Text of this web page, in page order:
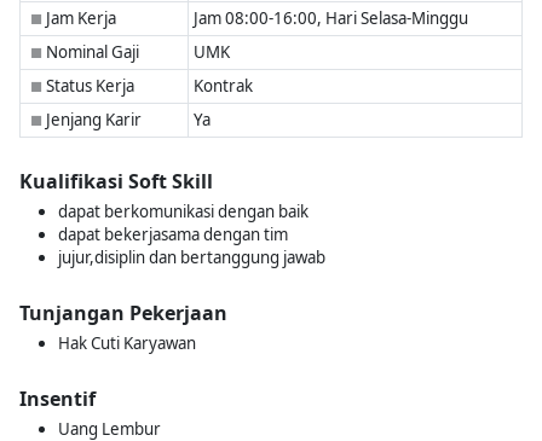
■ Jam Kerja Jam 08:00-16:00, Hari Selasa-Minggu
■ Nominal Gaji UMK
■ Status Kerja Kontrak
■ Jenjang Karir Ya
Kualifikasi Soft Skill
dapat berkomunikasi dengan baik
dapat bekerjasama dengan tim
jujur,disiplin dan bertanggung jawab
Tunjangan Pekerjaan
Hak Cuti Karyawan
Insentif
Uang Lembur